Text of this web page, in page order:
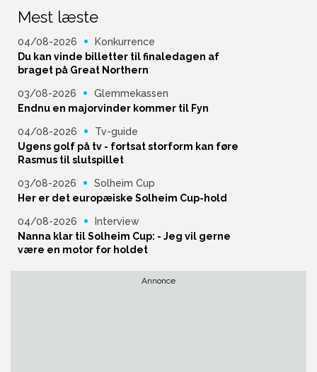
Mest læste
04/08-2026
Konkurrence
Du kan vinde billetter til finaledagen af
braget på Great Northern
03/08-2026
Glemmekassen
Endnu en majorvinder kommer til Fyn
04/08-2026
Tv-guide
Ugens golf på tv - fortsat storform kan føre
Rasmus til slutspillet
03/08-2026
Solheim Cup
Her er det europæiske Solheim Cup-hold
04/08-2026
Interview
Nanna klar til Solheim Cup: - Jeg vil gerne
være en motor for holdet
Annonce